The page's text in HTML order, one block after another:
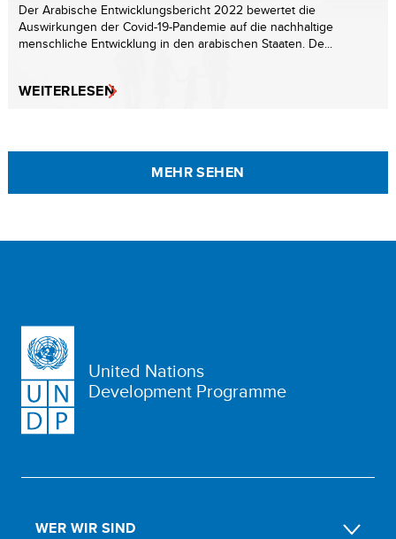
Der Arabische Entwicklungsbericht 2022 bewertet die
Auswirkungen der Covid-19-Pandemie auf die nachhaltige
menschliche Entwicklung in den arabischen Staaten. De...
WEITERLESEN
MEHR SEHEN
United Nations
Development Programme
WER WIR SIND